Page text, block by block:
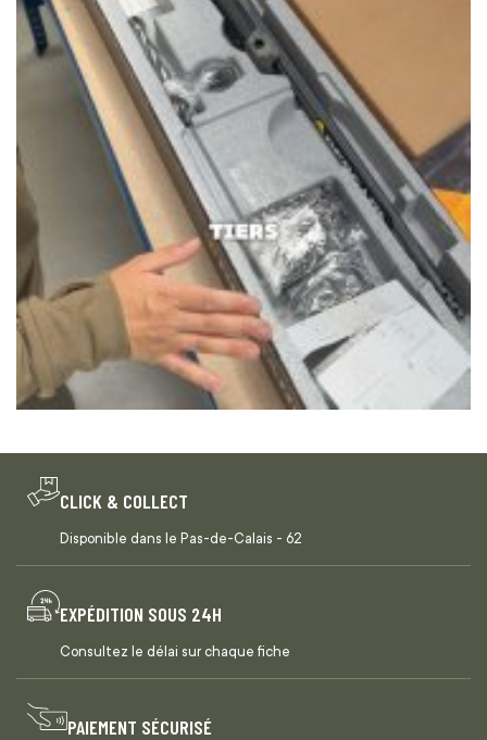
CLICK & COLLECT
Disponible dans le Pas-de-Calais - 62
EXPÉDITION SOUS 24H
Consultez le délai sur chaque fiche
PAIEMENT SÉCURISÉ